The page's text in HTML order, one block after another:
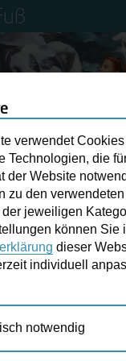
für
Neugestaltung
verwendet Cookies
Technologien, die
der Website
zu den
jeweiligen
können Sie
dieser
individuell
notwendig